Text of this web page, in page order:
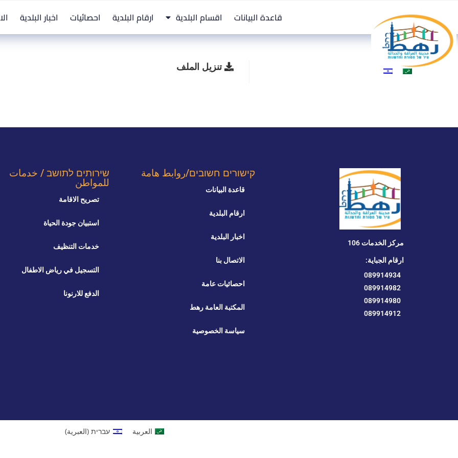
قاعدة البيانات اقسام البلدية ارقام البلدية احصائيات اخبار البلدية
تنزيل الملف
مركز الخدمات 106
ارقام الجباية:
089914934
089914982
089914980
089914912
קישורים חשובים/روابط هامة
قاعدة البيانات
ارقام البلدية
اخبار البلدية
الاتصال بنا
احصائيات عامة
المكتبة العامة رهط
سياسة الخصوصية
שירותים לתושב / خدمات
للمواطن
تصريح الاقامة
استبيان جودة الحياة
خدمات التنظيف
التسجيل في رياض الاطفال
الدفع للارنونا
العربية עברית (العبرية)